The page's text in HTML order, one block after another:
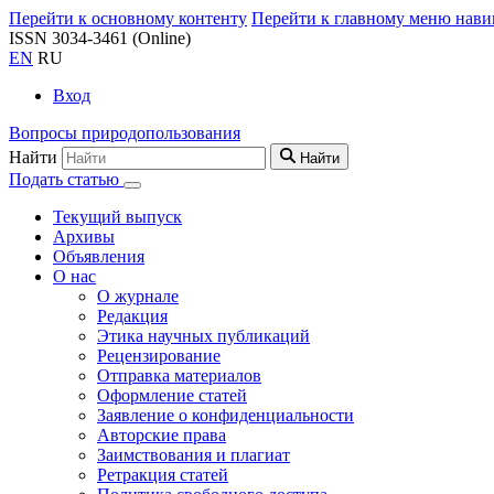
Перейти к основному контенту Перейти к главному меню
ISSN 3034-3461 (Online)
EN RU
Вход
Вопросы природопользования
Найти
Найти
Подать статью
Текущий выпуск
Архивы
Объявления
О нас
О журнале
Редакция
Этика научных публикаций
Рецензирование
Отправка материалов
Оформление статей
Заявление о конфиденциальности
Авторские права
Заимствования и плагиат
Ретракция статей